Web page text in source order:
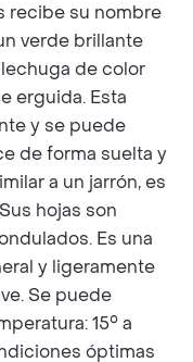
recibe su nombre
verde brillante
de color
erguida. Esta
y se puede
de forma suelta y
a un jarrón, es
hojas son
Es una
y ligeramente
Se puede
15° a
óptimas